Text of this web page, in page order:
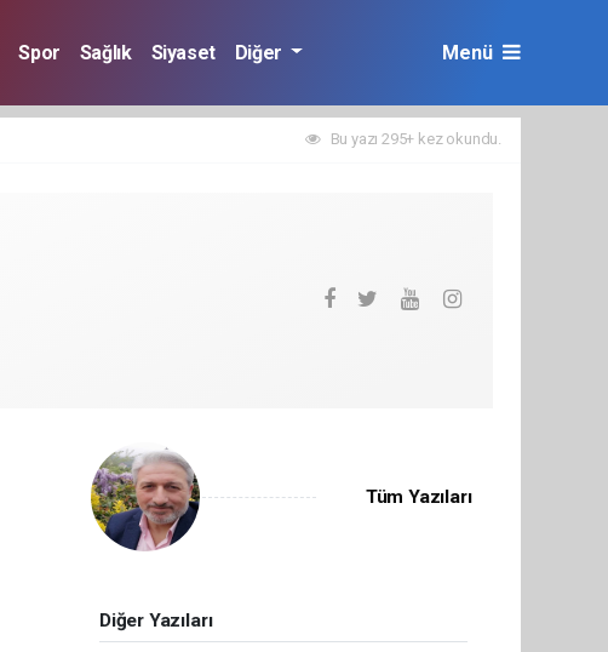
Spor Sağlık Siyaset Diğer Menü
Bu yazı 295+ kez okundu.
Tüm Yazıları
Diğer Yazıları